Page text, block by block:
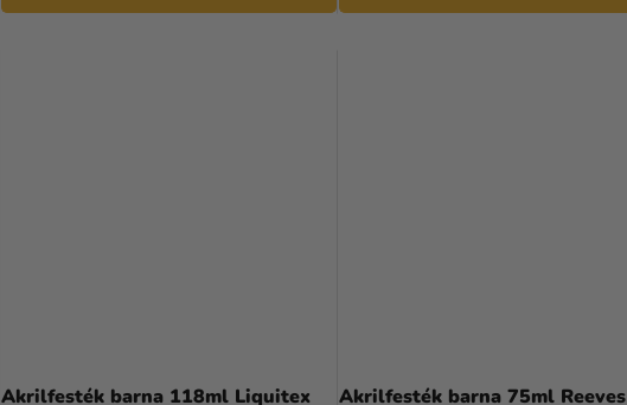
Akrilfesték barna 118ml Liquitex Akrilfesték barna 75ml Reeves